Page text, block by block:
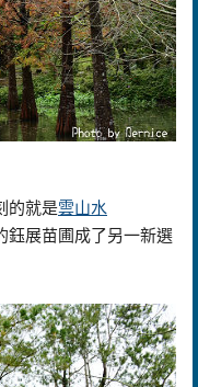
的就是雲山水
鈺展苗圃成了另一新選